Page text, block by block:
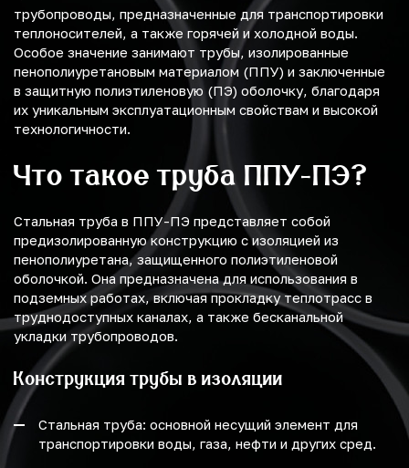
трубопроводы, предназначенные для транспортировки
теплоносителей, а также горячей и холодной воды.
Особое значение занимают трубы, изолированные
пенополиуретановым материалом (ППУ) и заключенные
в защитную полиэтиленовую (ПЭ) оболочку, благодаря
их уникальным эксплуатационным свойствам и высокой
технологичности.
Что такое труба ППУ-ПЭ?
Стальная труба в ППУ-ПЭ представляет собой
предизолированную конструкцию с изоляцией из
пенополиуретана, защищенного полиэтиленовой
оболочкой. Она предназначена для использования в
подземных работах, включая прокладку теплотрасс в
труднодоступных каналах, а также бесканальной
укладки трубопроводов.
Конструкция трубы в изоляции
Стальная труба: основной несущий элемент для
транспортировки воды, газа, нефти и других сред.